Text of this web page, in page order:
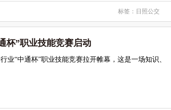
标签： 日照公交
杯”职业技能竞赛启动
业“中通杯”职业技能竞赛拉开帷幕，这是一场知识、